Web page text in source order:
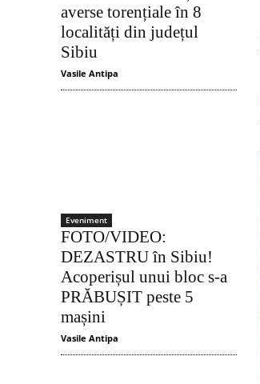
averse torențiale în 8
localități din județul
Sibiu
Vasile Antipa
Eveniment
FOTO/VIDEO:
DEZASTRU în Sibiu!
Acoperișul unui bloc s-a
PRĂBUȘIT peste 5
mașini
Vasile Antipa